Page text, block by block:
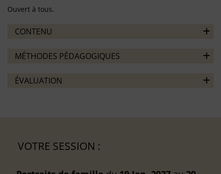
Ouvert à tous.
CONTENU
MÉTHODES PÉDAGOGIQUES
ÉVALUATION
VOTRE SESSION :